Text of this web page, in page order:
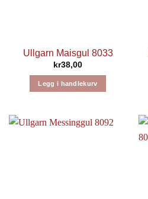
Ullgarn Maisgul 8033
kr38,00
Legg i handlekurv